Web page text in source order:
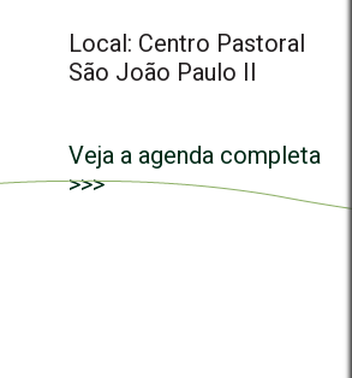
Local: Centro Pastoral
São João Paulo II
Veja a agenda completa
>>>